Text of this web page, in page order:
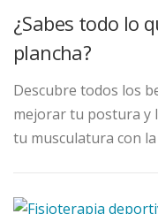
¿Sabes todo lo
plancha?
Descubre todos los
mejorar tu postura y
tu musculatura con